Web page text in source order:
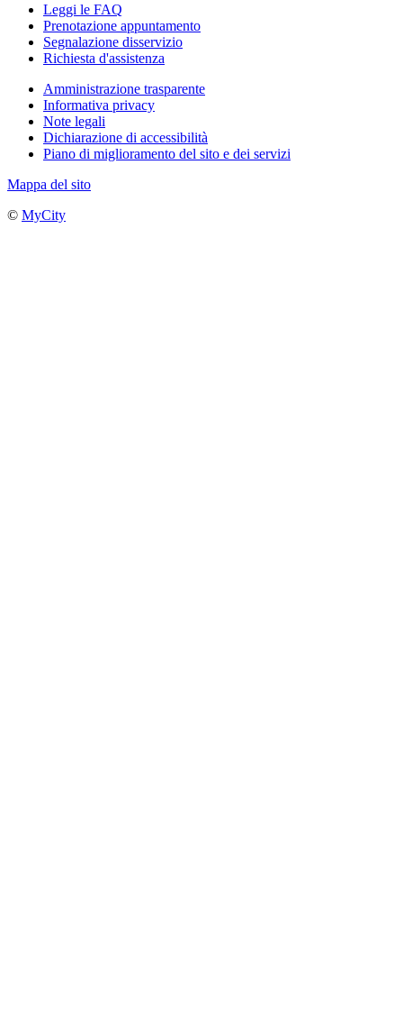
Leggi le FAQ
Prenotazione appuntamento
Segnalazione disservizio
Richiesta d'assistenza
Amministrazione trasparente
Informativa privacy
Note legali
Dichiarazione di accessibilità
Piano di miglioramento del sito e dei servizi
Mappa del sito
© MyCity